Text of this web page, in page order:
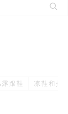
跟鞋 凉鞋和拖